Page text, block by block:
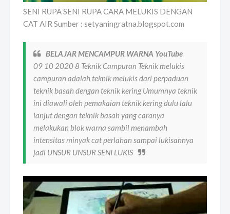
SENI RUPA SENI RUPA CARA MELUKIS DENGAN
CAT AIR Sumber : setyaningratna.blogspot.com
BELAJAR MENCAMPUR WARNA YouTube
09 10 2020 8 Teknik Campuran Teknik melukis
campuran adalah teknik melukis dari perpaduan
teknik basah dengan teknik kering Umumnya teknik
ini diawali oleh pemakaian teknik kering dulu lalu
lanjut dengan teknik basah yang caranya
melakukan blok warna sambil menambah
intensitas minyak cat perlahan sampai lukisannya
jadi UNSUR UNSUR SENI LUKIS